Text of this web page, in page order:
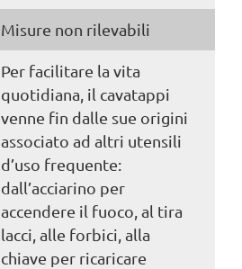
Misure non rilevabili
Per facilitare la vita
quotidiana, il cavatappi
venne fin dalle sue origini
associato ad altri utensili
d’uso frequente:
dall’acciarino per
accendere il fuoco, al tira
lacci, alle forbici, alla
chiave per ricaricare